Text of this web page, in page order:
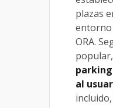
plazas
entorno
ORA.
popular,
al